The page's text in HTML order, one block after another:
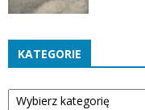
KATEGORIE
Kategorie